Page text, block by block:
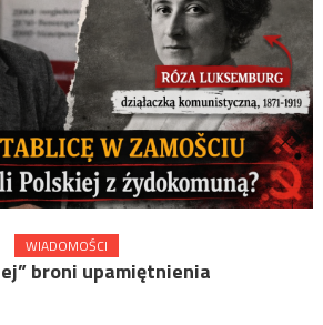
WIADOMOŚCI
broni upamiętnienia